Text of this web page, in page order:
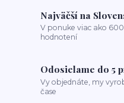
Najväčší na
V ponuke viac ako
hodnotení
Odosielame do 5
Vy objednáte, my
čase